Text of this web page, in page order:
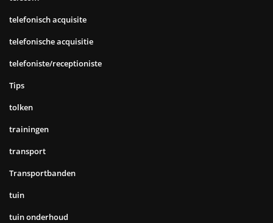
telefonisch acquisite
telefonische acquisitie
telefoniste/receptioniste
Tips
tolken
trainingen
transport
Transportbanden
tuin
tuin onderhoud